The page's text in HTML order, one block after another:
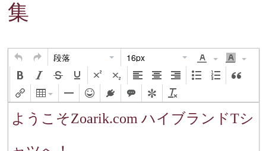
集
段落 16px